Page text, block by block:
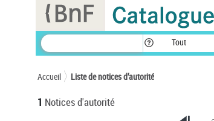
Tout
Accueil Liste de notices d’autorité
1 Notices d'autorité
Panneau de gestion des cookies